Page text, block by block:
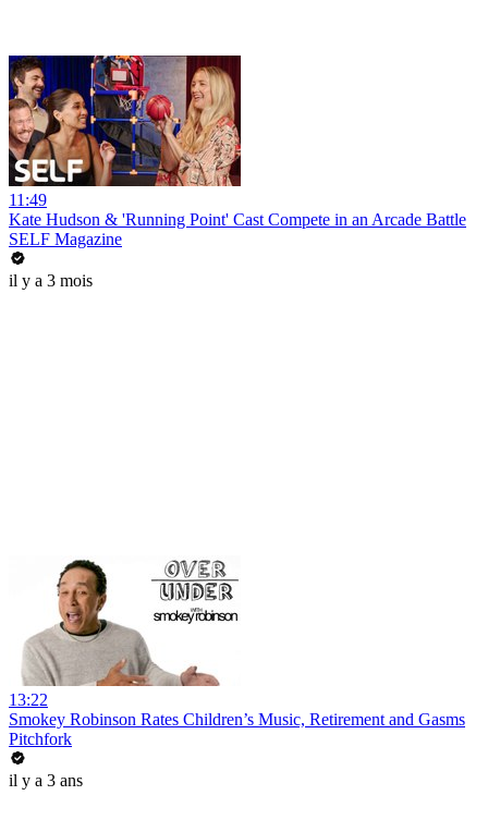
11:49
Kate Hudson & 'Running Point' Cast Compete in an Arcade Battle
SELF Magazine
il y a 3 mois
13:22
Smokey Robinson Rates Children’s Music, Retirement and Gasms
Pitchfork
il y a 3 ans